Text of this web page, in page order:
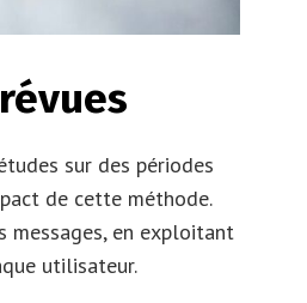
sur des périodes
de cette méthode.
messages, en exploitant
utilisateur.